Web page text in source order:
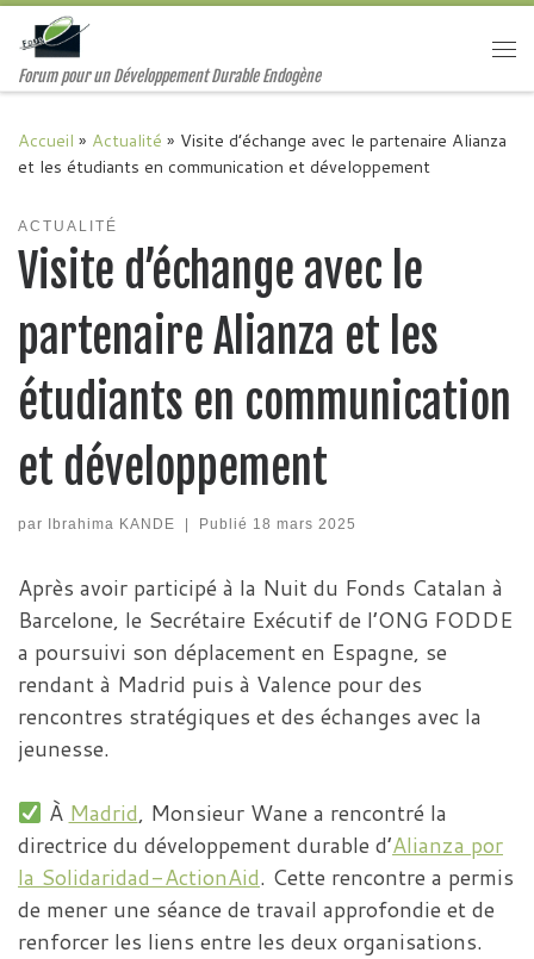
Passer au contenu
Forum pour un Développement Durable Endogène
Accueil » Actualité » Visite d’échange avec le partenaire Alianza
et les étudiants en communication et développement
ACTUALITÉ
Visite d’échange avec le
partenaire Alianza et les
étudiants en communication
et développement
par Ibrahima KANDE Publié 18 mars 2025
Après avoir participé à la Nuit du Fonds Catalan à
Barcelone, le Secrétaire Exécutif de l’ONG FODDE
a poursuivi son déplacement en Espagne, se
rendant à Madrid puis à Valence pour des
rencontres stratégiques et des échanges avec la
jeunesse.
À Madrid, Monsieur Wane a rencontré la
directrice du développement durable d’Alianza por
la Solidaridad-ActionAid. Cette rencontre a permis
de mener une séance de travail approfondie et de
renforcer les liens entre les deux organisations.